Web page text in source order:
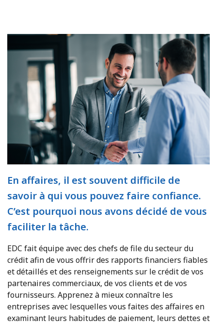
En affaires, il est souvent difficile de
savoir à qui vous pouvez faire confiance.
C’est pourquoi nous avons décidé de vous
faciliter la tâche.
EDC fait équipe avec des chefs de file du secteur du
crédit afin de vous offrir des rapports financiers fiables
et détaillés et des renseignements sur le crédit de vos
partenaires commerciaux, de vos clients et de vos
fournisseurs. Apprenez à mieux connaître les
entreprises avec lesquelles vous faites des affaires en
examinant leurs habitudes de paiement, leurs dettes et